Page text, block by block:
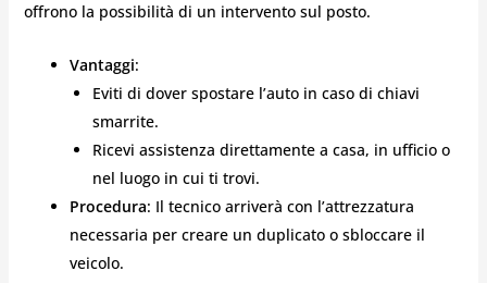
offrono la possibilità di un intervento sul posto.
Vantaggi:
Eviti di dover spostare l’auto in caso di chiavi
smarrite.
Ricevi assistenza direttamente a casa, in ufficio o
nel luogo in cui ti trovi.
Procedura: Il tecnico arriverà con l’attrezzatura
necessaria per creare un duplicato o sbloccare il
veicolo.